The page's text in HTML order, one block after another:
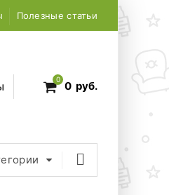
Полезные статьи
0 0 руб.